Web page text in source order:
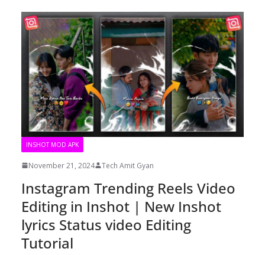
INSHOT MOD APK
November 21, 2024 Tech Amit Gyan
Instagram Trending Reels Video
Editing in Inshot | New Inshot
lyrics Status video Editing
Tutorial